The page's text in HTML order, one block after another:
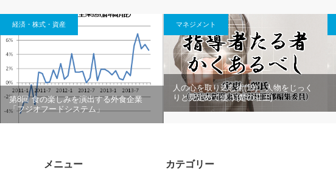
経済・株式・資産
第8回 食の楽しみを演出する外食企業
「フジオフードシステム」
マネジメント
人の心を取り込む術(19) 人物をじっく
りと見定めて使う(楚の荘王)
メニュー カテゴリー